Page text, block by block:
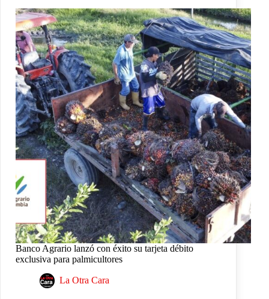
Banco Agrario lanzó con éxito su tarjeta débito
exclusiva para palmicultores
La Otra Cara